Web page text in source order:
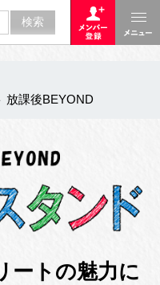
放課後BEYOND
ートの魅力に